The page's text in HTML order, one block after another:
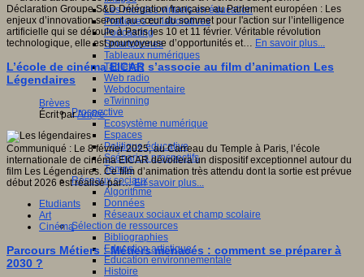
Les mondes virtuels en éducation
Pratiques collaboratives
Podcasting
Smartphones
Tableaux numériques
Tablettes
Web radio
Webdocumentaire
eTwinning
Prospective
Ecosystème numérique
Espaces
Politique éducative
Scénarios prospectifs
Temps
Réseaux sociaux
Algorithme
Données
Réseaux sociaux et champ scolaire
Sélection de ressources
Bibliographies
Education artistique
Education environnementale
Histoire
Déclaration Groupe S&D Délégation française au Parlement européen : Les
enjeux d’innovation seront au cœur du sommet pour l'action sur l’intelligence
artificielle qui se déroule à Paris les 10 et 11 février. Véritable révolution
technologique, elle est pourvoyeuse d’opportunités et… En savoir plus...
L’école de cinéma EICAR s’associe au film d’animation Les
Légendaires
Brèves
Écrit parAn@é
Communiqué : Le 8 février 2025, au Carreau du Temple à Paris, l’école
internationale de cinéma EICAR dévoilera un dispositif exceptionnel autour du
film Les Légendaires. Ce film d’animation très attendu dont la sortie est prévue
début 2026 est réalisé par…En savoir plus...
Etudiants
Art
Cinéma
Parcours Métiers : Métiers menacés : comment se préparer à
2030 ?